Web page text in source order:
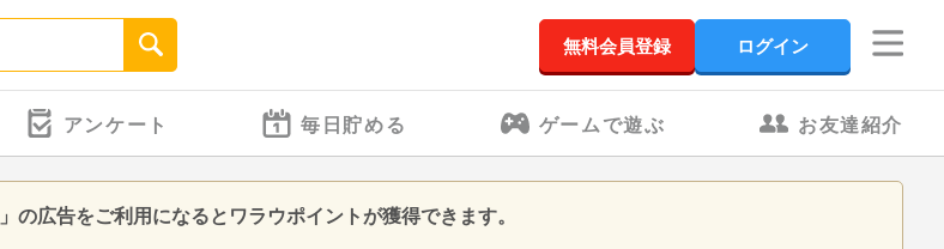
無料会員登録 ログイン
アンケート 毎日貯める ゲームで遊ぶ お友達紹介
の広告をご利用になるとワラウポイントが獲得できます。